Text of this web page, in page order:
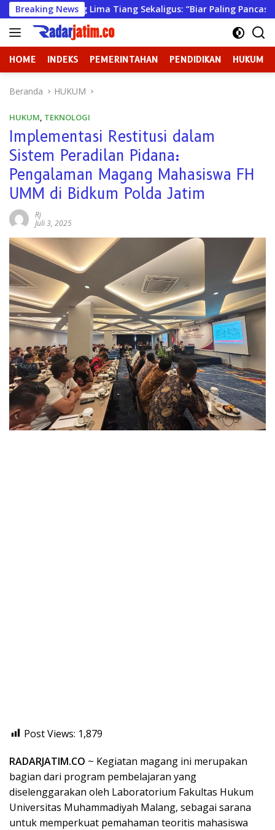
Langsung
ke
konten
Breaking News
Lima Tiang Sekaligus: “Biar Paling Pancasilais”
HOME INDEKS PEMERINTAHAN PENDIDIKAN HUKUM
Beranda HUKUM
HUKUM, TEKNOLOGI
Implementasi Restitusi dalam
Sistem Peradilan Pidana:
Pengalaman Magang Mahasiswa FH
UMM di Bidkum Polda Jatim
Rj
Juli 3, 2025
Post Views: 1,879
RADARJATIM.CO ~ Kegiatan magang ini merupakan
bagian dari program pembelajaran yang
diselenggarakan oleh Laboratorium Fakultas Hukum
Universitas Muhammadiyah Malang, sebagai sarana
untuk memperkuat pemahaman teoritis mahasiswa